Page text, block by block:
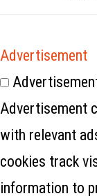
Advertisement
Advertisement
with relevant
cookies track
information to